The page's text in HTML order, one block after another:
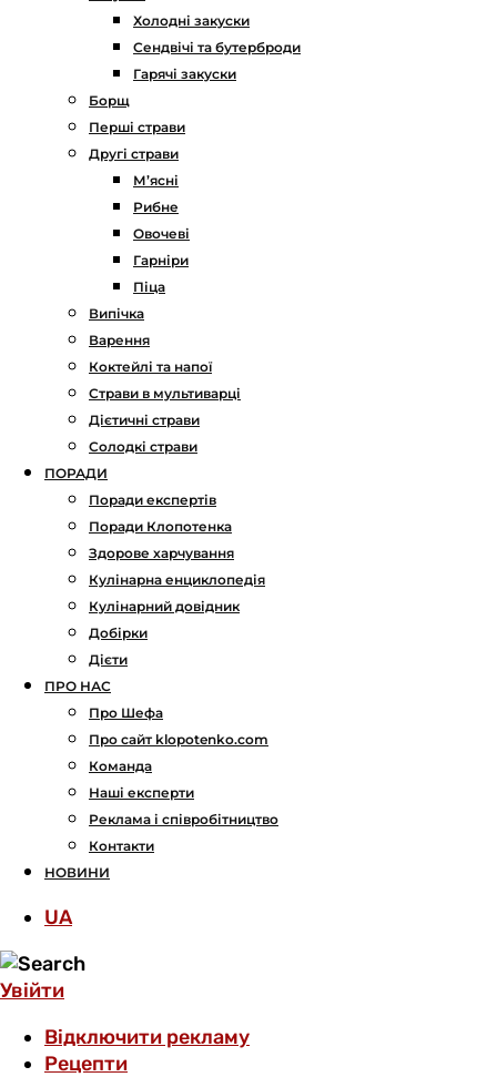
Холодні закуски
Сендвічі та бутерброди
Гарячі закуски
Борщ
Перші страви
Другі страви
М’ясні
Рибне
Овочеві
Гарніри
Піца
Випічка
Варення
Коктейлі та напої
Страви в мультиварці
Дієтичні страви
Солодкі страви
ПОРАДИ
Поради експертів
Поради Клопотенка
Здорове харчування
Кулінарна енциклопедія
Кулінарний довідник
Добірки
Дієти
ПРО НАС
Про Шефа
Про сайт klopotenko.com
Команда
Наші експерти
Реклама і співробітництво
Контакти
НОВИНИ
UA
Увійти
Відключити рекламу
Рецепти